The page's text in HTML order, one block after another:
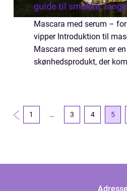
guide til smukke,
Mascara med serum –
vipper Introduktion til
Mascara med serum er
skønhedsprodukt, der
1 … 3 4 5
Adresse